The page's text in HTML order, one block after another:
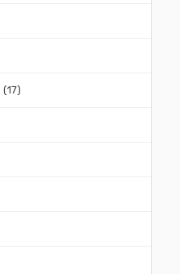
(17)